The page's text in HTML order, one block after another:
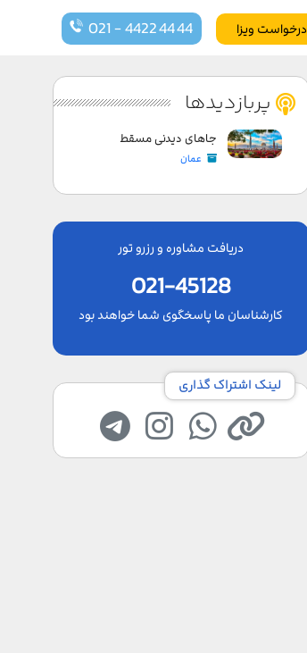
درخواست ویزا 021 - 4422 44 44
پربازدیدها
جاهای دیدنی مسقط
عمان
دریافت مشاوره و رزرو تور
021-45128
کارشناسان ما پاسخگوی شما خواهند بود
لینک اشتراک گذاری